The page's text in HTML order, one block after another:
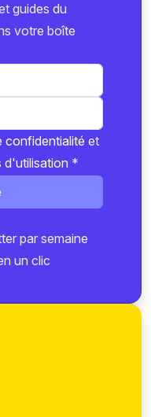
guides du
votre boîte
confidentialité et
d'utilisation *
par semaine
un clic